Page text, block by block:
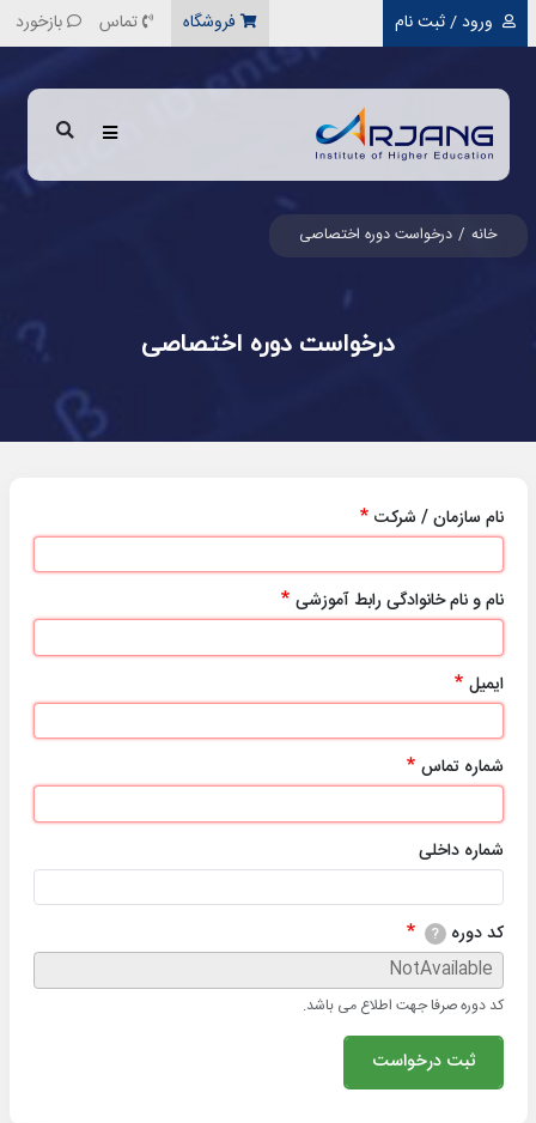
رفتن به محتوای اصلی ورود / ثبت نام فروشگاه تماس بازخورد
خانه درخواست دوره اختصاصی
درخواست دوره اختصاصی
نام سازمان / شرکت
نام و نام خانوادگی رابط آموزشی
ایمیل
شماره تماس
شماره داخلی
کد دوره ?
کد دوره صرفا جهت اطلاع می باشد.